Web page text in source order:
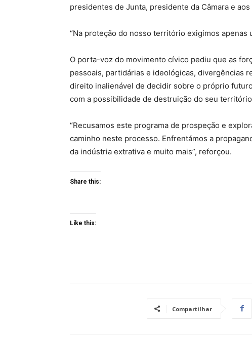
presidentes de Junta, presidente da Câmara e
“Na proteção do nosso território exigimos apenas
O porta-voz do movimento cívico pediu que as
pessoais, partidárias e ideológicas, divergências
direito inalienável de decidir sobre o próprio
com a possibilidade de destruição do seu
“Recusamos este programa de prospeção e
caminho neste processo. Enfrentámos a
da indústria extrativa e muito mais”, reforçou.
Share this:
Like this:
Compartilhar